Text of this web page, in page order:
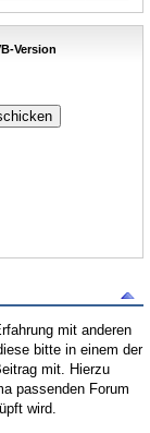
Version
mit anderen
bitte in einem der
mit. Hierzu
passenden Forum
wird.